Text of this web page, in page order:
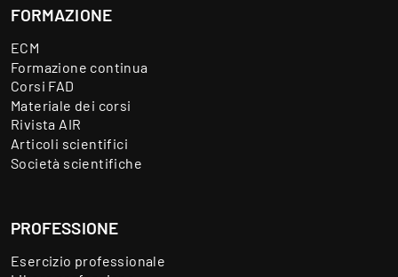
FORMAZIONE
ECM
Formazione continua
Corsi FAD
Materiale dei corsi
Rivista AIR
Articoli scientifici
Società scientifiche
PROFESSIONE
Esercizio professionale